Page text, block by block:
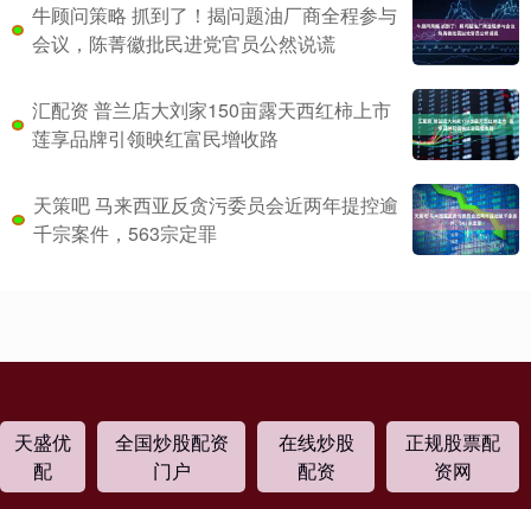
牛顾问策略 抓到了！揭问题油厂商全程参与
会议，陈菁徽批民进党官员公然说谎
汇配资 普兰店大刘家150亩露天西红柿上市
莲享品牌引领映红富民增收路
天策吧 马来西亚反贪污委员会近两年提控逾
千宗案件，563宗定罪
天盛优
配
全国炒股配资
门户
在线炒股
配资
正规股票配
资网